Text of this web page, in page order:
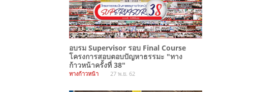
อบรม Supervisor รอบ Final Course
โครงการสอบตอบปัญหาธรรมะ "ทาง
ก้าวหน้าครั้งที่ 38"
ทางก้าวหน้า 27 พ.ย. 62